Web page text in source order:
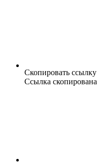
Скопировать ссылку
Ссылка скопирована